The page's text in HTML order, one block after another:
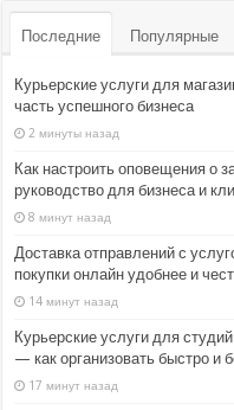
Последние Популярные
Курьерские услуги для
часть успешного бизнеса
2 минуты назад
Как настроить оповещения о
руководство для бизнеса и
8 минут назад
Доставка отправлений с
покупки онлайн удобнее и
14 минут назад
Курьерские услуги для
— как организовать быстро и
17 минут назад